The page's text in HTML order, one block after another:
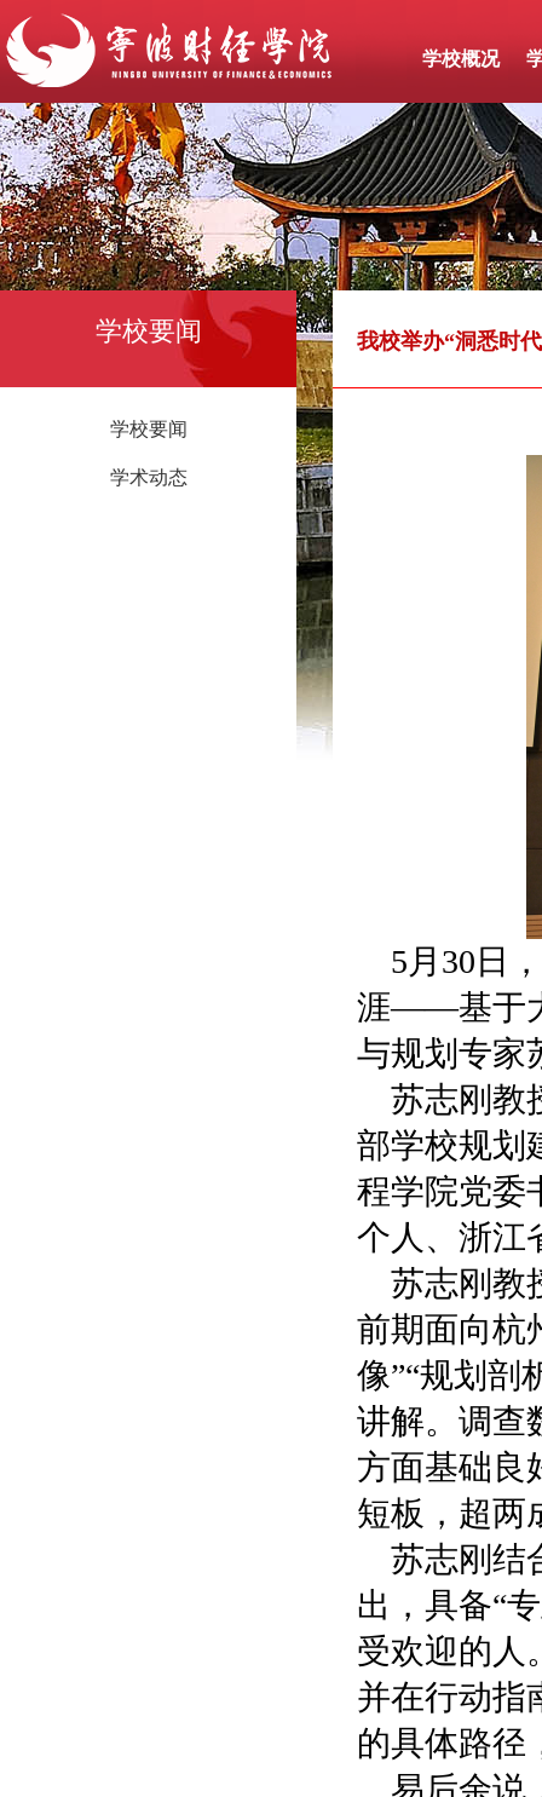
学校概况
学校要闻
学校要闻
学术动态
我校举办“洞悉时
5月30日
涯——基于
与规划专家
苏志刚教
部学校规划
程学院党委
个人、浙江
苏志刚教
前期面向杭
像”“规划剖
讲解。调查
方面基础良
短板，超两
苏志刚结
出，具备“
受欢迎的人
并在行动指
的具体路径
易后余说